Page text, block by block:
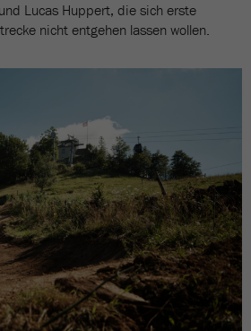
Lucas Huppert, die sich erste
nicht entgehen lassen wollen.